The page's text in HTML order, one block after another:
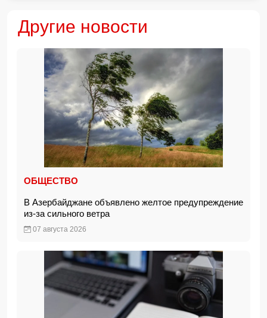
Другие новости
ОБЩЕСТВО
В Азербайджане объявлено желтое предупреждение
из-за сильного ветра
07 августа 2026